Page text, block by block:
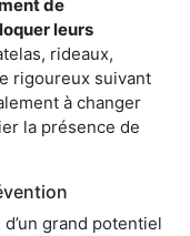
de
leurs
rideaux,
rigoureux suivant
à changer
la présence de
grand potentiel